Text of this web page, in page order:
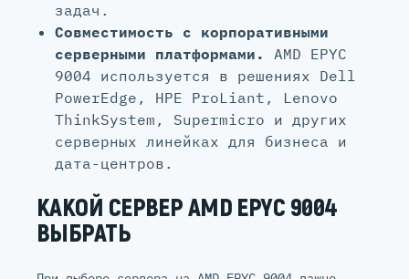
задач.
Совместимость с корпоративными
серверными платформами.
AMD EPYC
9004 используется в решениях Dell
PowerEdge, HPE ProLiant, Lenovo
ThinkSystem, Supermicro и других
серверных линейках для бизнеса и
дата-центров.
КАКОЙ СЕРВЕР AMD EPYC 9004
ВЫБРАТЬ